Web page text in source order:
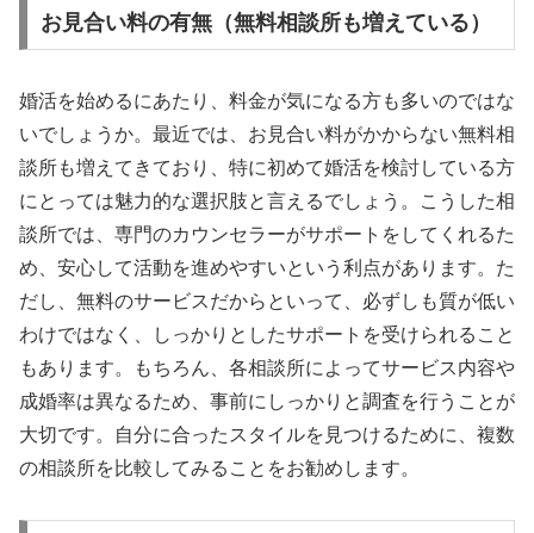
お見合い料の有無（無料相談所も増えている）
婚活を始めるにあたり、料金が気になる方も多いのではな
いでしょうか。最近では、お見合い料がかからない無料相
談所も増えてきており、特に初めて婚活を検討している方
にとっては魅力的な選択肢と言えるでしょう。こうした相
談所では、専門のカウンセラーがサポートをしてくれるた
め、安心して活動を進めやすいという利点があります。た
だし、無料のサービスだからといって、必ずしも質が低い
わけではなく、しっかりとしたサポートを受けられること
もあります。もちろん、各相談所によってサービス内容や
成婚率は異なるため、事前にしっかりと調査を行うことが
大切です。自分に合ったスタイルを見つけるために、複数
の相談所を比較してみることをお勧めします。